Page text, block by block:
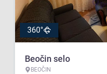
360°
Beočin selo
BEOČIN